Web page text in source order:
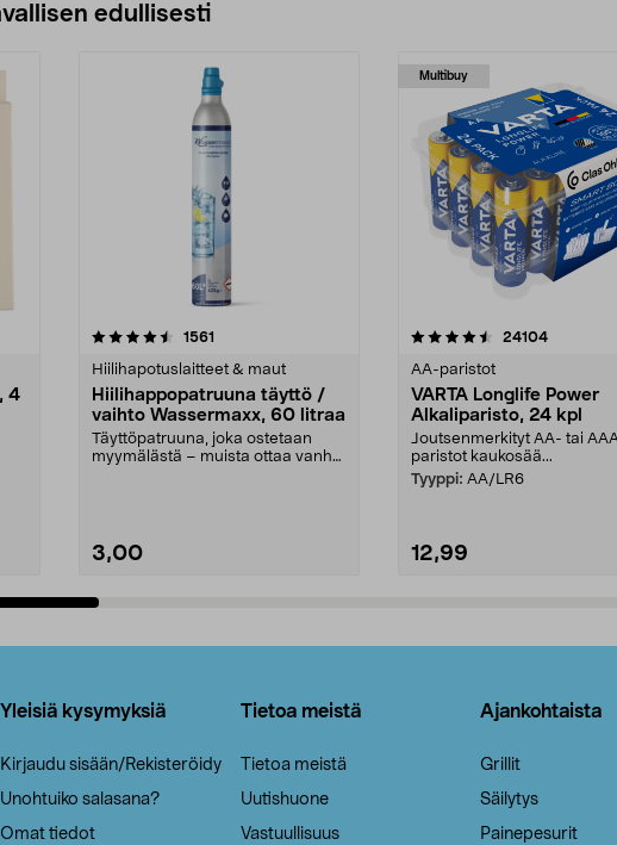
edullisesti
4
1561
Hiilihapotuslaitteet & maut
Hiilihappopatruuna täyttö /
vaihto Wassermaxx, 60 litraa
Täyttöpatruuna, joka ostetaan
myymälästä – muista ottaa vanha
3,00
Multibuy
4.5viidestä
24104arvostelut
AA-paristot
VARTA Longlife Power
Alkaliparisto, 24 kpl
Joutsenmerkityt AA- tai
paristot kaukosää...
Tyyppi: AA/LR6
12,99
4.5viidestä
Yleisiä kysymyksiä
Kirjaudu sisään/Rekisteröidy
Unohtuiko salasana?
Omat tiedot
Tietoa meistä
Tietoa meistä
Uutishuone
Vastuullisuus
Ajankohtaista
Grillit
Säilytys
Painepesurit